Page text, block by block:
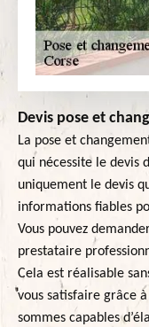
Devis pose et
La pose et
qui nécessite le devis
uniquement le devis
informations fiables
Vous pouvez
prestataire
Cela est réalisable
vous satisfaire grâce
sommes capables